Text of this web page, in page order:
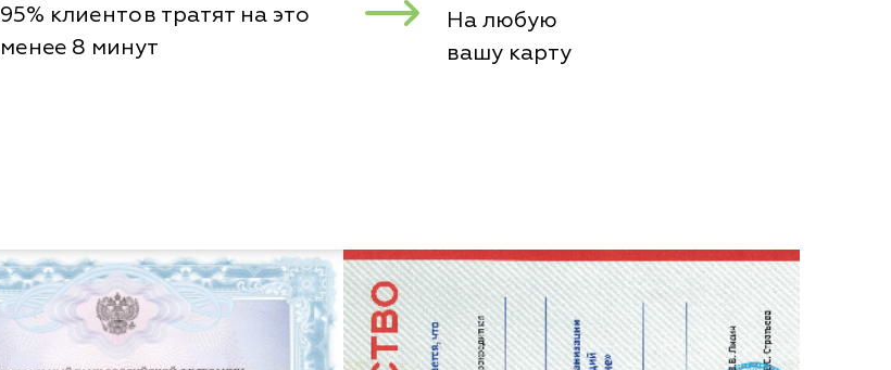
95% клиентов тратят на это
менее 8 минут
На любую
вашу карту